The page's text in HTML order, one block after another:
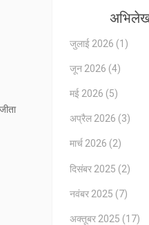
जुलाई 2026 (1)
जून 2026 (4)
मई 2026 (5)
अप्रैल 2026 (3)
मार्च 2026 (2)
दिसंबर 2025 (2)
नवंबर 2025 (7)
अक्तूबर 2025 (17)